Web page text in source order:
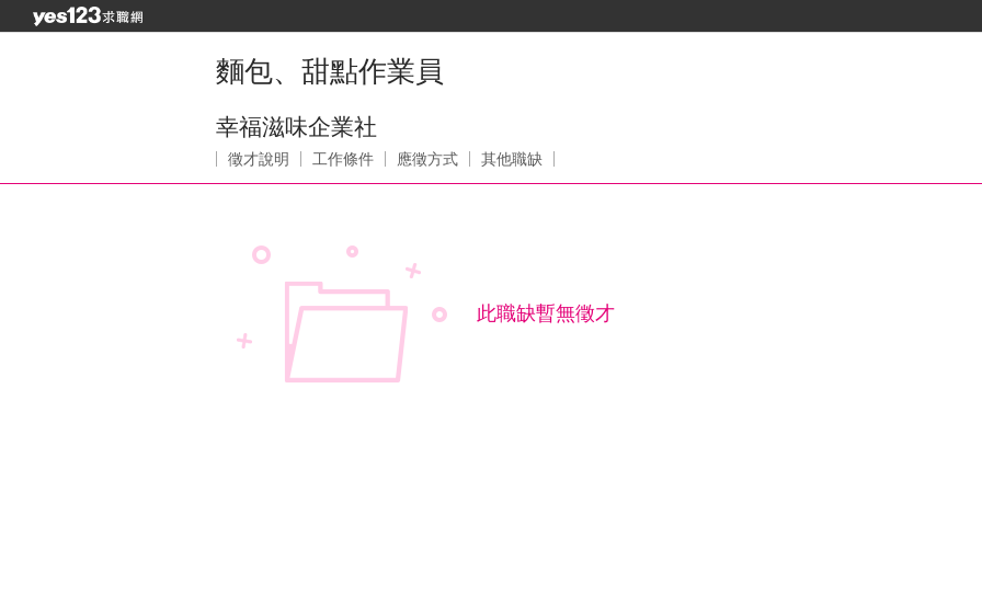
麵包、甜點作業員
幸福滋味企業社
徵才說明 工作條件 應徵方式 其他職缺
此職缺暫無徵才